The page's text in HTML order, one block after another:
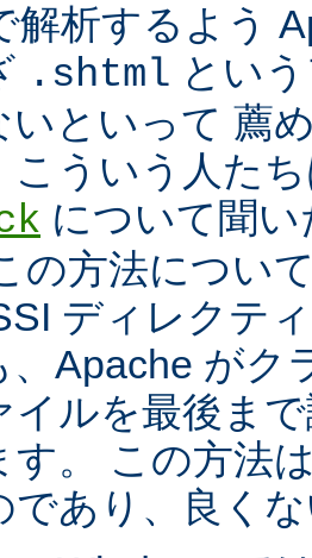
解析するよう
.shtml とい
いといって 薦
こういう人た
について聞
の方法につい
ディレクテ
、Apache がク
イルを最後ま
す。 この方法
であり、良く